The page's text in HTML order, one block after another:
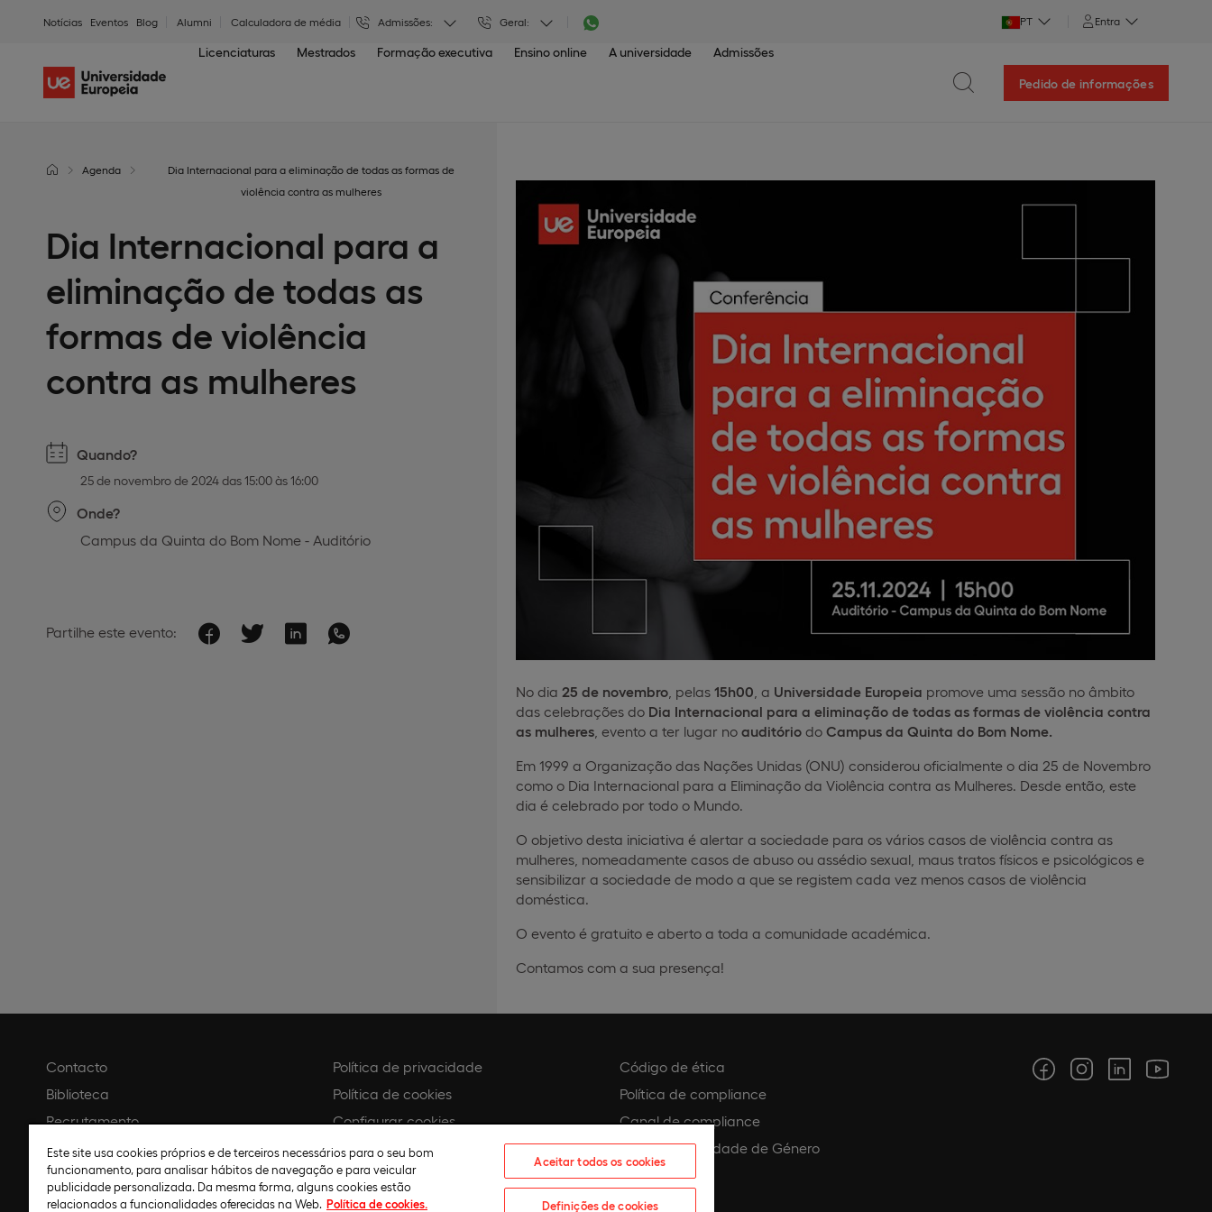
Notícias Eventos Blog Alumni Calculadora de média Admissões: Geral: PT Entra
Licenciaturas Mestrados Formação executiva Ensino online A universidade Admissões
Pedido de informações
Agenda
Dia Internacional para a eliminação de todas as formas de
violência contra as mulheres
Dia Internacional para a
eliminação de todas as
formas de violência
contra as mulheres
Quando?
25 de novembro de 2024 das 15:00 às 16:00
Onde?
Campus da Quinta do Bom Nome - Auditório
Partilhe este evento:
No dia 25 de novembro, pelas 15h00 , a Universidade Europeia promove uma sessão no âmbito
das celebrações do Dia Internacional para a eliminação de todas as formas de violência contra
as mulheres, evento a ter lugar no auditóriodo Campus da Quinta do Bom Nome.
Em 1999 a Organização das Nações Unidas (ONU) considerou oficialmente o dia 25 de Novembro
como o Dia Internacional para a Eliminação da Violência contra as Mulheres. Desde então, este
dia é celebrado por todo o Mundo.
O objetivo desta iniciativa é alertar a sociedade para os vários casos de violência contra as
mulheres, nomeadamente casos de abuso ou assédio sexual, maus tratos físicos e psicológicos e
sensibilizar a sociedade de modo a que se registem cada vez menos casos de violência
doméstica.
O evento é gratuito e aberto a toda a comunidade académica.
Contamos com a sua presença!
Contacto
Biblioteca
Recrutamento
Agendar visita
Política de privacidade
Política de cookies
Configurar cookies
Aviso legal
Política de assédio
Código de ética
Política de compliance
Canal de compliance
Plano de Igualdade de Género
Este site usa cookies próprios e de terceiros necessários para o seu bom
funcionamento, para analisar hábitos de navegação e para veicular
publicidade personalizada. Da mesma forma, alguns cookies estão
relacionados a funcionalidades oferecidas na Web. Política de cookies.
Aceitar todos os cookies
Definições de cookies